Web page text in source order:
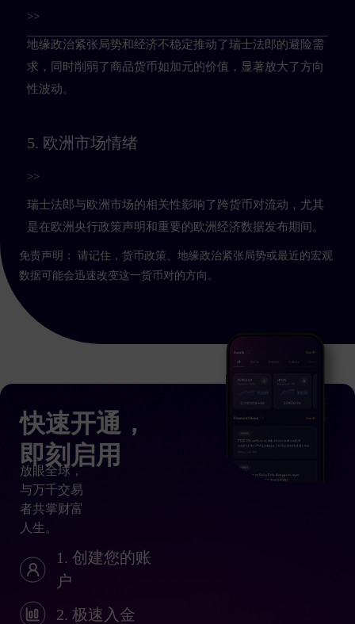
>>
地缘政治紧张局势和经济不稳定推动了瑞士法郎的避险需
求，同时削弱了商品货币如加元的价值，显著放大了方向
性波动。
5. 欧洲市场情绪
>>
瑞士法郎与欧洲市场的相关性影响了跨货币对流动，尤其
是在欧洲央行政策声明和重要的欧洲经济数据发布期间。
免责声明： 请记住，货币政策、地缘政治紧张局势或最近的宏观
数据可能会迅速改变这一货币对的方向。
快速开通，
即刻启用
放眼全球，
与万千交易
者共掌财富
人生。
1. 创建您的账
户
2. 极速入金